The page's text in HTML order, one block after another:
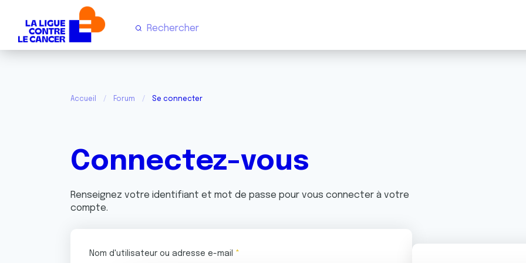
Accueil Forum Se connecter
Connectez-vous
Renseignez votre identifiant et mot de passe pour vous connecter à votre
compte.
Nom d'utilisateur ou adresse e-mail